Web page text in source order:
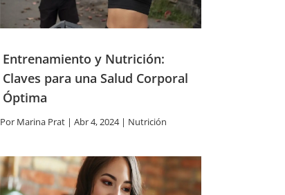
Entrenamiento y Nutrición:
Claves para una Salud Corporal
Óptima
Por Marina Prat| Abr 4, 2024| Nutrición